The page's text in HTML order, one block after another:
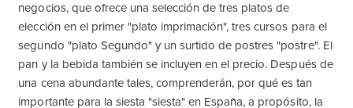
negocios, que ofrece una selección de tres platos de
elección en el primer "plato imprimación", tres cursos para el
segundo "plato Segundo" y un surtido de postres "postre". El
pan y la bebida también se incluyen en el precio. Después de
una cena abundante tales, comprenderán, por qué es tan
importante para la siesta "siesta" en España, a propósito, la